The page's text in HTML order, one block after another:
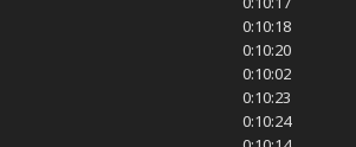
0:10:18
0:10:20
0:10:02
0:10:23
0:10:24